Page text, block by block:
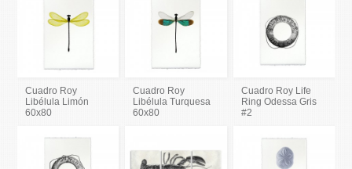
Cuadro Roy
Libélula Limón
60x80
Cuadro Roy
Libélula Turquesa
60x80
Cuadro Roy Life
Ring Odessa Gris
#2